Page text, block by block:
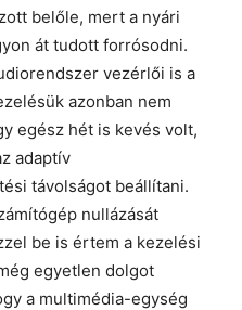
belőle, mert a nyári
át tudott forrósodni.
vezérlői is a
azonban nem
egész hét is kevés volt,
adaptív
távolságot beállítani.
nullázását
be is értem a kezelési
egyetlen dolgot
a multimédia-egység